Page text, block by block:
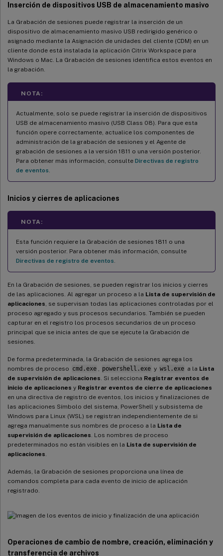
Inserción de dispositivos USB de almacenamiento masivo
La Grabación de sesiones puede registrar la inserción de un
dispositivo de almacenamiento masivo USB redirigido genérico o
asignado mediante la Asignación de unidades del cliente (CDM) en un
cliente donde está instalada la aplicación Citrix Workspace para
Windows o Mac. La Grabación de sesiones identifica estos eventos en
la grabación.
NOTA:
Actualmente, solo se puede registrar la inserción de dispositivos
USB de almacenamiento masivo (USB Class 08). Para que esta
función opere correctamente, actualice los componentes de
administración de la grabación de sesiones y el Agente de
grabación de sesiones a la versión 1811 o una versión posterior.
Para obtener más información, consulte Directivas de registro
de eventos
Inicios y cierres de aplicaciones
NOTA:
Esta función requiere la Grabación de sesiones 1811 o una
versión posterior. Para obtener más información, consulte
Directivas de registro de eventos
En la Grabación de sesiones, se pueden registrar los inicios y cierres
de las aplicaciones. Al agregar un proceso a la Lista de supervisión de
aplicaciones , se supervisan todas las aplicaciones controladas por el
proceso agregado y sus procesos secundarios. También se pueden
capturar en el registro los procesos secundarios de un proceso
principal que se inicia antes de que se ejecute la Grabación de
sesiones.
De forma predeterminada, la Grabación de sesiones agrega los
nombres de proceso cmd.exe powershell.exe y wsl.exe a la Lista
de supervisión de aplicaciones . Si selecciona Registrar eventos de
inicio de aplicaciones y Registrar eventos de cierre de aplicaciones
en una directiva de registro de eventos, los inicios y finalizaciones de
las aplicaciones Símbolo del sistema, PowerShell y subsistema de
Windows para Linux (WSL) se registran independientemente de si
agrega manualmente sus nombres de proceso a la Lista de
supervisión de aplicaciones . Los nombres de proceso
predeterminados no están visibles en la Lista de supervisión de
aplicaciones
Además, la Grabación de sesiones proporciona una línea de
comandos completa para cada evento de inicio de aplicación
registrado.
Operaciones de cambio de nombre, creación, eliminación y
transferencia de archivos